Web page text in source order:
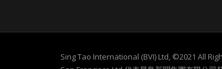
Sing Tao International (BVI) Ltd, ©2021 All